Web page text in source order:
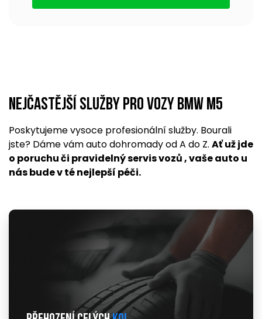
Nejčastější služby pro vozy BMW M5
Poskytujeme vysoce profesionální služby. Bourali
jste? Dáme vám auto dohromady od A do Z. Ať už jde
o poruchu či pravidelný servis vozů , vaše auto u
nás bude v té nejlepší péči.